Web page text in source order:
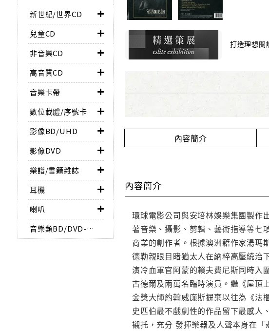
新世紀/世界CD
兒童CD
非音樂CD
高音質CD
音樂卡帶
數位載體/序號卡
影像BD/UHD
影像DVD
樂譜/書籍雜誌
耳機
喇叭
音樂類BD/DVD-AUDIO
打造理想閱
內容簡介
內容簡介
環球電影公司與安培林娛樂集團製作
著音樂、攝影、剪輯、藝術指導等七
商業的創作者。根據澳洲籍作家湯瑪
德勒親眼目睹猶太人在納粹高壓統治
演冷血軍官阿蒙的賴夫費尼斯同時入
古德爾及兩萬名臨時演員。繼《屋頂
金獎大師約翰威廉斯摒棄以往為《法
史匹伯最不戲劇性的作品留下最感人
襯托，充分 發揮樂器及人聲本身在